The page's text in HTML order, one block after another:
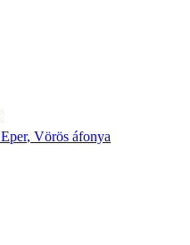
Eper, Vörös áfonya